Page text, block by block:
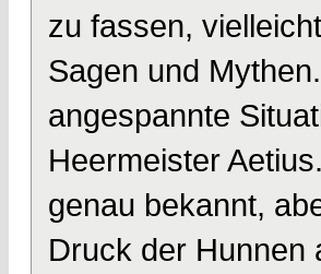
zu fassen,
Sagen und
angespannte
Heermeister
genau bekannt,
Druck der Hunnen